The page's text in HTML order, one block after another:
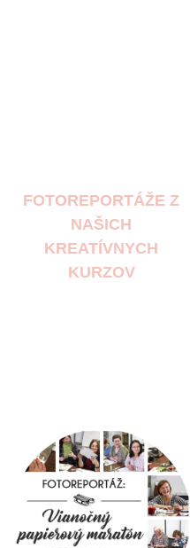
FOTOREPORTÁŽE Z
NAŠICH
KREATÍVNYCH
KURZOV